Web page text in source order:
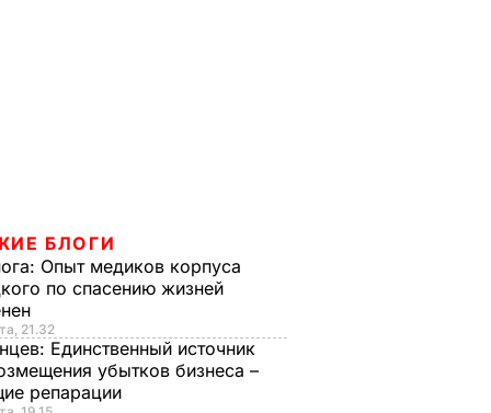
БЛОГИ
Опыт медиков корпуса
по спасению жизней
21.32
Единственный источник
убытков бизнеса –
репарации